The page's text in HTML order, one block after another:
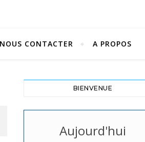
NOUS CONTACTER A PROPOS
BIENVENUE
Aujourd'hui